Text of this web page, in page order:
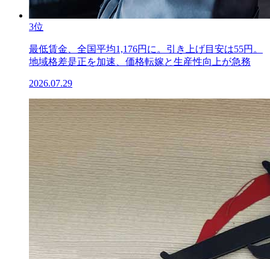
3位
最低賃金、全国平均1,176円に。引き上げ目安は55円。
地域格差是正を加速、価格転嫁と生産性向上が急務
2026.07.29